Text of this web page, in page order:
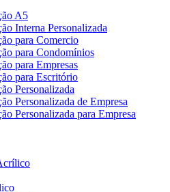
A5
Interna Personalizada
para Comercio
para Condomínios
para Empresas
para Escritório
Personalizada
Personalizada de Empresa
Personalizada para Empresa